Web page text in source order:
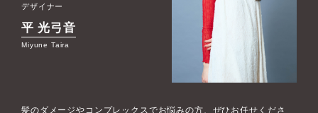
デザイナー
平 光弓音
Miyune Taira
髪のダメージやコンプレックスでお悩みの方、ぜひお任せくださ